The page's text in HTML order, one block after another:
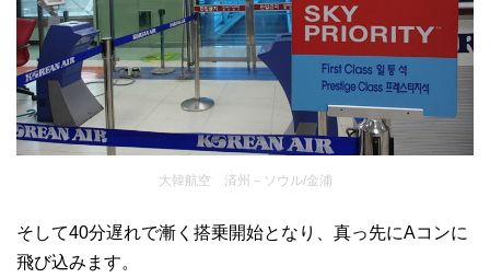
大韓航空 済州－ソウル/金浦
そして40分遅れで漸く搭乗開始となり、真っ先にAコンに
飛び込みます。